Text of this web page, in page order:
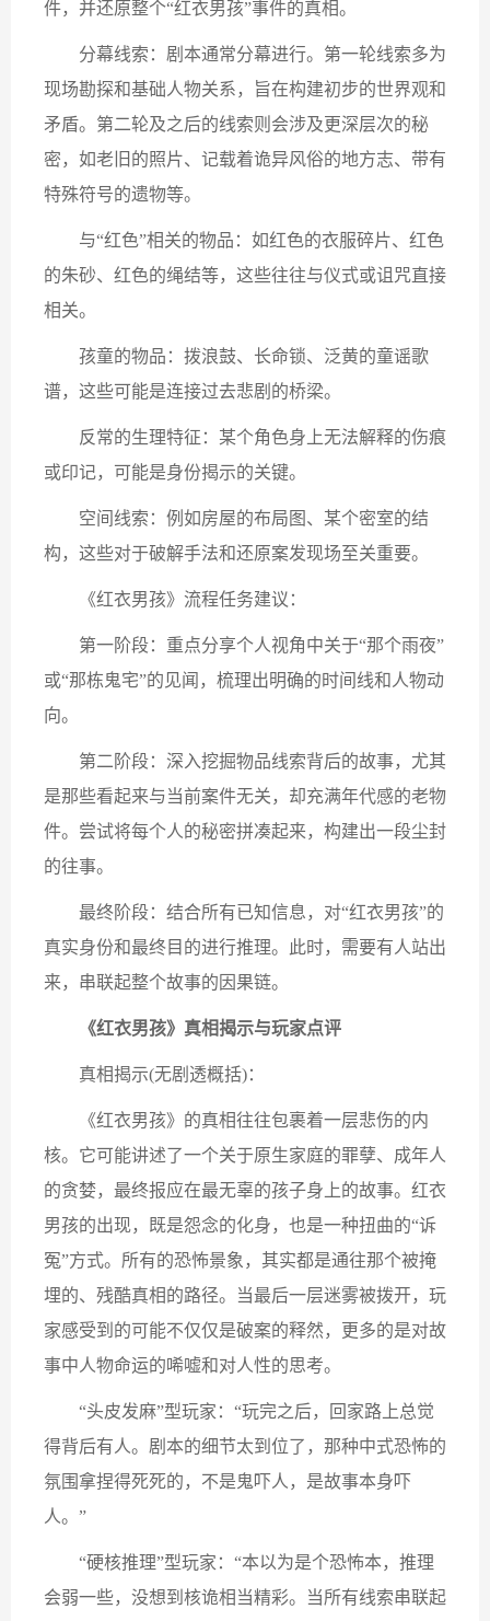
件，并还原整个“红衣男孩”事件的真相。
分幕线索：剧本通常分幕进行。第一轮线索多为
现场勘探和基础人物关系，旨在构建初步的世界观和
矛盾。第二轮及之后的线索则会涉及更深层次的秘
密，如老旧的照片、记载着诡异风俗的地方志、带有
特殊符号的遗物等。
与“红色”相关的物品：如红色的衣服碎片、红色
的朱砂、红色的绳结等，这些往往与仪式或诅咒直接
相关。
孩童的物品：拨浪鼓、长命锁、泛黄的童谣歌
谱，这些可能是连接过去悲剧的桥梁。
反常的生理特征：某个角色身上无法解释的伤痕
或印记，可能是身份揭示的关键。
空间线索：例如房屋的布局图、某个密室的结
构，这些对于破解手法和还原案发现场至关重要。
《红衣男孩》流程任务建议：
第一阶段：重点分享个人视角中关于“那个雨夜”
或“那栋鬼宅”的见闻，梳理出明确的时间线和人物动
向。
第二阶段：深入挖掘物品线索背后的故事，尤其
是那些看起来与当前案件无关，却充满年代感的老物
件。尝试将每个人的秘密拼凑起来，构建出一段尘封
的往事。
最终阶段：结合所有已知信息，对“红衣男孩”的
真实身份和最终目的进行推理。此时，需要有人站出
来，串联起整个故事的因果链。
《红衣男孩》真相揭示与玩家点评
真相揭示(无剧透概括)：
《红衣男孩》的真相往往包裹着一层悲伤的内
核。它可能讲述了一个关于原生家庭的罪孽、成年人
的贪婪，最终报应在最无辜的孩子身上的故事。红衣
男孩的出现，既是怨念的化身，也是一种扭曲的“诉
冤”方式。所有的恐怖景象，其实都是通往那个被掩
埋的、残酷真相的路径。当最后一层迷雾被拨开，玩
家感受到的可能不仅仅是破案的释然，更多的是对故
事中人物命运的唏嘘和对人性的思考。
“头皮发麻”型玩家：“玩完之后，回家路上总觉
得背后有人。剧本的细节太到位了，那种中式恐怖的
氛围拿捏得死死的，不是鬼吓人，是故事本身吓
人。”
“硬核推理”型玩家：“本以为是个恐怖本，推理
会弱一些，没想到核诡相当精彩。当所有线索串联起